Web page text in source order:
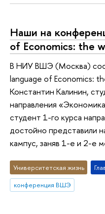
Наши на
of Economics: the
В НИУ ВШЭ (Москва)
language of Economics:
Константин Калинин,
направления
студент 1-го курса
достойно представили
кампус, заняв 1-е и 2-е
Университетская жизнь
конференция ВШЭ